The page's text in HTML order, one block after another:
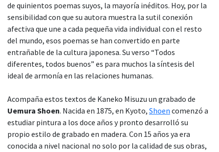
de quinientos poemas suyos, la mayoría inéditos. Hoy, por la
sensibilidad con que su autora muestra la sutil conexión
afectiva que une a cada pequeña vida individual con el resto
del mundo, esos poemas se han convertido en parte
entrañable de la cultura japonesa. Su verso “Todos
diferentes, todos buenos” es para muchos la síntesis del
ideal de armonía en las relaciones humanas.
Acompaña estos textos de Kaneko Misuzu un grabado de
Uemura Shoen. Nacida en 1875, en Kyoto, Shoen comenzó a
estudiar pintura a los doce años y pronto desarrolló su
propio estilo de grabado en madera. Con 15 años ya era
conocida a nivel nacional no solo por la calidad de sus obras,